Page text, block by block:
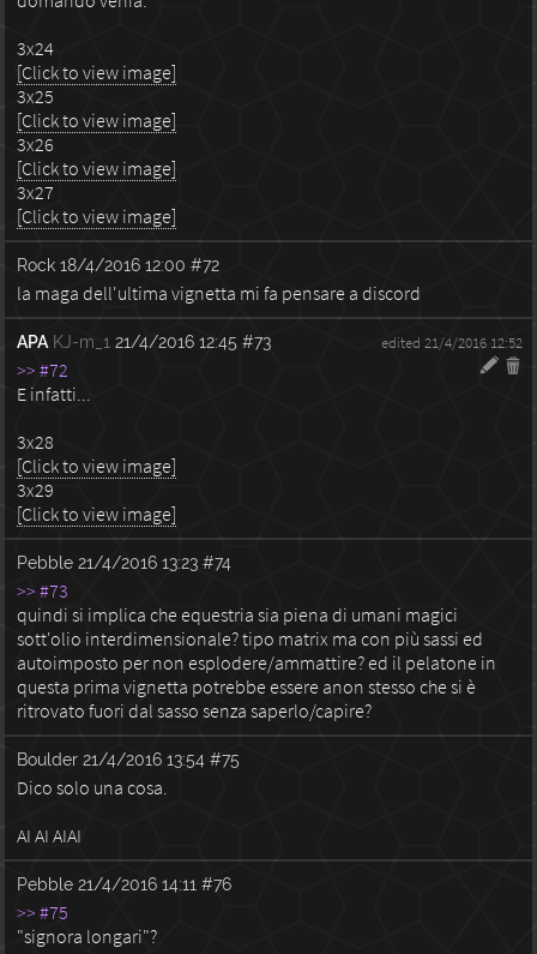
3x24
[Click to view image]
3x25
[Click to view image]
3x26
[Click to view image]
3x27
[Click to view image]
Rock 18/4/2016 12:00 #72
la maga dell'ultima vignetta mi fa pensare a discord
APA KJ-m_1 21/4/2016 12:45 #73 edited 21/4/2016 12:52
>> #72
E infatti...
3x28
[Click to view image]
3x29
[Click to view image]
Pebble 21/4/2016 13:23 #74
>> #73
quindi si implica che equestria sia piena di umani magici
sott'olio interdimensionale? tipo matrix ma con più sassi ed
autoimposto per non esplodere/ammattire? ed il pelatone in
questa prima vignetta potrebbe essere anon stesso che si è
ritrovato fuori dal sasso senza saperlo/capire?
Boulder 21/4/2016 13:54 #75
Dico solo una cosa.
AI AI AIAI
Pebble 21/4/2016 14:11 #76
>> #75
"signora longari"?